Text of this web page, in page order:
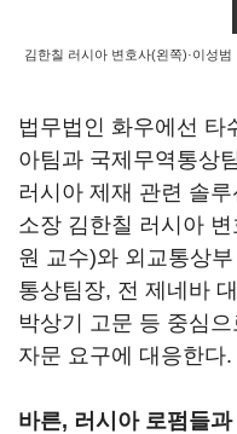
김한칠 러시아 변호사(왼쪽)·이성범
법무법인 화우에선 타
아팀과 국제무역통상
러시아 제재 관련 솔
소장 김한칠 러시아
원 교수)와 외교통상
통상팀장, 전 제네바
박상기 고문 등 중심
자문 요구에 대응한다.
바른, 러시아 로펌들